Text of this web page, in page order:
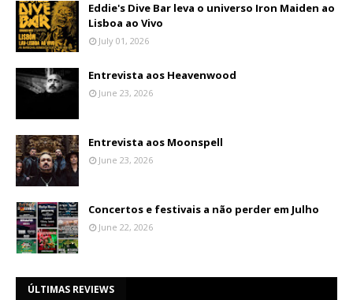
Eddie's Dive Bar leva o universo Iron Maiden ao
Lisboa ao Vivo
July 01, 2026
Entrevista aos Heavenwood
June 23, 2026
Entrevista aos Moonspell
June 23, 2026
Concertos e festivais a não perder em Julho
June 22, 2026
ÚLTIMAS REVIEWS